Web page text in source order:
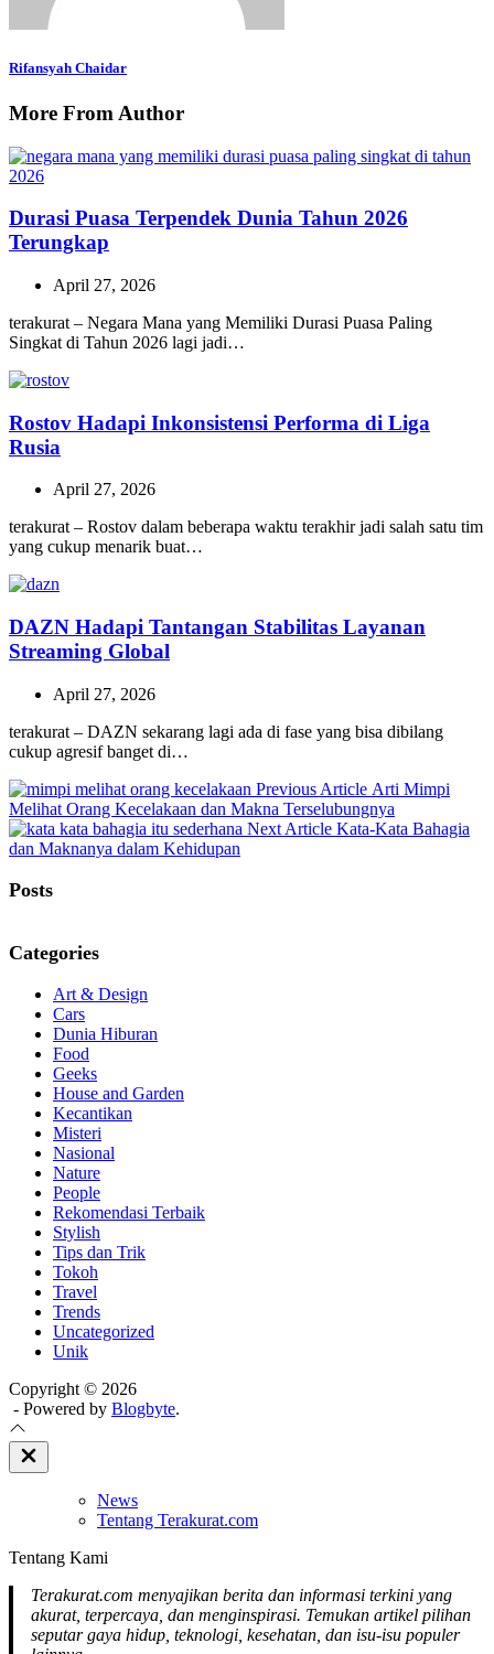
Rifansyah Chaidar
More From Author
Durasi Puasa Terpendek Dunia Tahun 2026
Terungkap
April 27, 2026
terakurat – Negara Mana yang Memiliki Durasi Puasa Paling
Singkat di Tahun 2026 lagi jadi…
Rostov Hadapi Inkonsistensi Performa di Liga
Rusia
April 27, 2026
terakurat – Rostov dalam beberapa waktu terakhir jadi salah satu tim
yang cukup menarik buat…
DAZN Hadapi Tantangan Stabilitas Layanan
Streaming Global
April 27, 2026
terakurat – DAZN sekarang lagi ada di fase yang bisa dibilang
cukup agresif banget di…
Previous Article Previous
Post:
Arti Mimpi
Melihat Orang Kecelakaan dan Makna Terselubungnya
Next Article Next
Kata-Kata Bahagia
dan Maknanya dalam Kehidupan
Posts
Categories
Art & Design
Cars
Dunia Hiburan
Food
Geeks
House and Garden
Kecantikan
Misteri
Nasional
Nature
People
Rekomendasi Terbaik
Stylish
Tips dan Trik
Tokoh
Travel
Trends
Uncategorized
Unik
Copyright © 2026
- Powered by Blogbyte.
Close
Off
News
Tentang Terakurat.com
Tentang Kami
Terakurat.com menyajikan berita dan informasi terkini yang
akurat, terpercaya, dan menginspirasi. Temukan artikel pilihan
seputar gaya hidup, teknologi, kesehatan, dan isu-isu populer